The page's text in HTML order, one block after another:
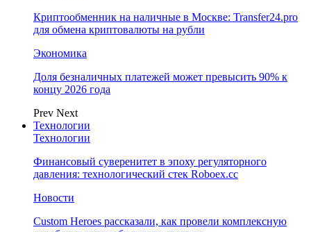
Криптообменник на наличные в Москве: Transfer24.pro
для обмена криптовалюты на рубли
Экономика
Доля безналичных платежей может превысить 90% к
концу 2026 года
Prev Next
Технологии
Технологии
Финансовый суверенитет в эпоху регуляторного
давления: технологический стек Roboex.cc
Новости
Custom Heroes рассказали, как провели комплексную